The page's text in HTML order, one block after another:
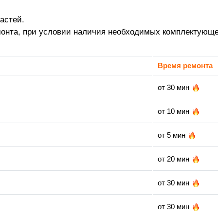
при условии наличия необходимых
Время ремонта
от 30 мин
от 10 мин
от 5 мин
от 20 мин
от 30 мин
от 30 мин